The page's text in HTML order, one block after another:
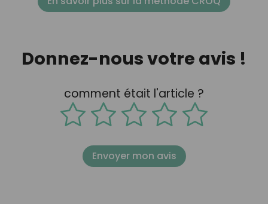
Donnez-nous votre avis !
comment était l'article ?
Envoyer mon avis